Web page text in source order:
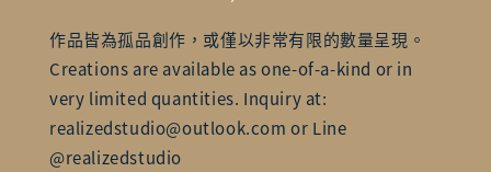
作品皆為孤品創作，或僅以非常有限的數量呈現。
Creations are available as one-of-a-kind or in
very limited quantities. Inquiry at:
realizedstudio@outlook.com or Line
@realizedstudio